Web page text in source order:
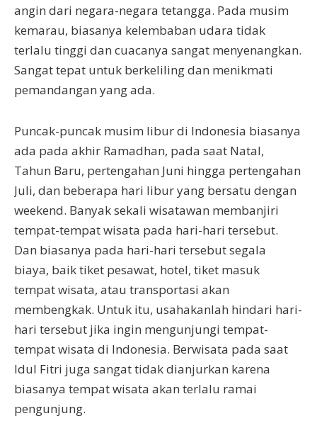
angin dari negara-negara tetangga. Pada musim
kemarau, biasanya kelembaban udara tidak
terlalu tinggi dan cuacanya sangat menyenangkan.
Sangat tepat untuk berkeliling dan menikmati
pemandangan yang ada.
Puncak-puncak musim libur di Indonesia biasanya
ada pada akhir Ramadhan, pada saat Natal,
Tahun Baru, pertengahan Juni hingga pertengahan
Juli, dan beberapa hari libur yang bersatu dengan
weekend. Banyak sekali wisatawan membanjiri
tempat-tempat wisata pada hari-hari tersebut.
Dan biasanya pada hari-hari tersebut segala
biaya, baik tiket pesawat, hotel, tiket masuk
tempat wisata, atau transportasi akan
membengkak. Untuk itu, usahakanlah hindari hari-
hari tersebut jika ingin mengunjungi tempat-
tempat wisata di Indonesia. Berwisata pada saat
Idul Fitri juga sangat tidak dianjurkan karena
biasanya tempat wisata akan terlalu ramai
pengunjung.